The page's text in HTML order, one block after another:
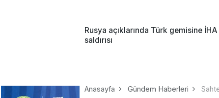
Rusya açıklarında Türk gemisine İHA
saldırısı
Anasayfa Gündem Haberleri